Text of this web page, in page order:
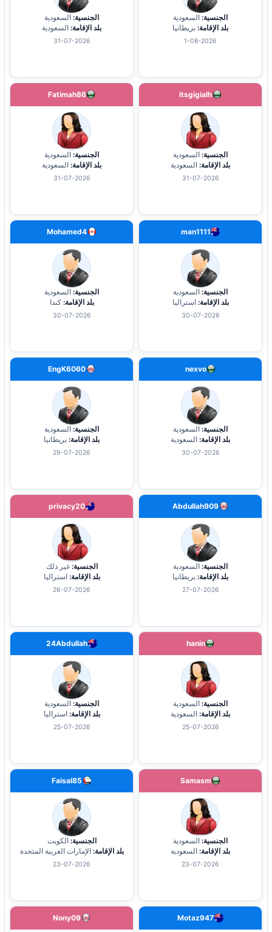
الجنسية: السعودية
بلد الإقامة: بريطانيا
1-08-2026
الجنسية: السعودية
بلد الإقامة: السعودية
31-07-2026
itsgigialh
الجنسية: السعودية
بلد الإقامة: السعودية
31-07-2026
Fatimah86
الجنسية: السعودية
بلد الإقامة: السعودية
31-07-2026
man1111
الجنسية: السعودية
بلد الإقامة: استراليا
30-07-2026
Mohamed4
الجنسية: السعودية
بلد الإقامة: كندا
30-07-2026
nexvo
الجنسية: السعودية
بلد الإقامة: السعودية
30-07-2026
EngK6060
الجنسية: السعودية
بلد الإقامة: بريطانيا
29-07-2026
Abdullah909
الجنسية: السعودية
بلد الإقامة: بريطانيا
27-07-2026
privacy20
الجنسية: غير ذلك
بلد الإقامة: استراليا
26-07-2026
hanin
الجنسية: السعودية
بلد الإقامة: السعودية
25-07-2026
24Abdullah
الجنسية: السعودية
بلد الإقامة: استراليا
25-07-2026
Samasm
الجنسية: السعودية
بلد الإقامة: السعودية
23-07-2026
Faisal85
الجنسية: الكويت
بلد الإقامة: الإمارات العربية المتحدة
23-07-2026
Motaz947
Nony09